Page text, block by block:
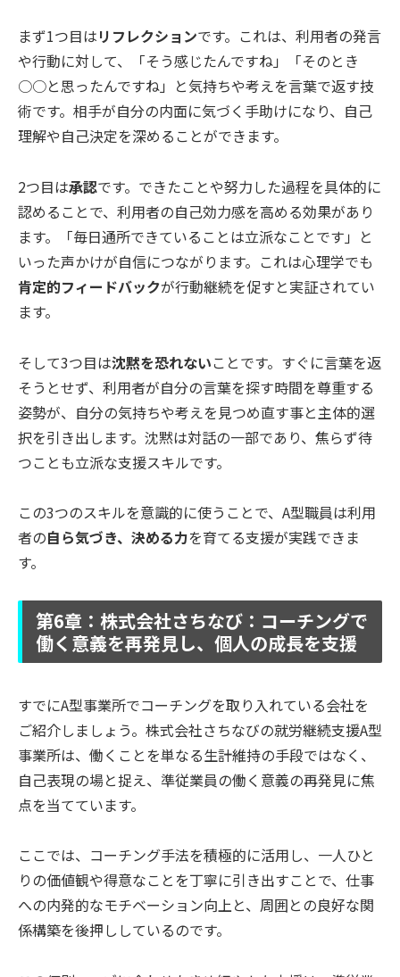
まず1つ目はリフレクションです。これは、利用者の発言
や行動に対して、「そう感じたんですね」「そのとき
○○と思ったんですね」と気持ちや考えを言葉で返す技
術です。相手が自分の内面に気づく手助けになり、自己
理解や自己決定を深めることができます。
2つ目は承認です。できたことや努力した過程を具体的に
認めることで、利用者の自己効力感を高める効果があり
ます。「毎日通所できていることは立派なことです」と
いった声かけが自信につながります。これは心理学でも
肯定的フィードバックが行動継続を促すと実証されてい
ます。
そして3つ目は沈黙を恐れないことです。すぐに言葉を返
そうとせず、利用者が自分の言葉を探す時間を尊重する
姿勢が、自分の気持ちや考えを見つめ直す事と主体的選
択を引き出します。沈黙は対話の一部であり、焦らず待
つことも立派な支援スキルです。
この3つのスキルを意識的に使うことで、A型職員は利用
者の自ら気づき、決める力を育てる支援が実践できま
す。
第6章：株式会社さちなび：コーチングで
働く意義を再発見し、個人の成長を支援
すでにA型事業所でコーチングを取り入れている会社を
ご紹介しましょう。株式会社さちなびの就労継続支援A型
事業所は、働くことを単なる生計維持の手段ではなく、
自己表現の場と捉え、準従業員の働く意義の再発見に焦
点を当てています。
ここでは、コーチング手法を積極的に活用し、一人ひと
りの価値観や得意なことを丁寧に引き出すことで、仕事
への内発的なモチベーション向上と、周囲との良好な関
係構築を後押ししているのです。